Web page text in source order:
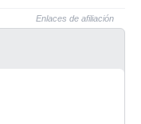
Enlaces de afiliación